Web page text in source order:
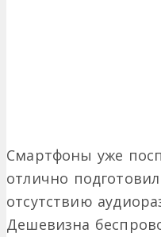
Смартфоны уже
отлично
отсутствию
Дешевизна